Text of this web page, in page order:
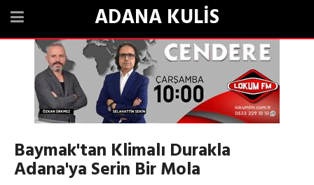
ADANA KULİS
Baymak'tan Klimalı Durakla
Adana'ya Serin Bir Mola